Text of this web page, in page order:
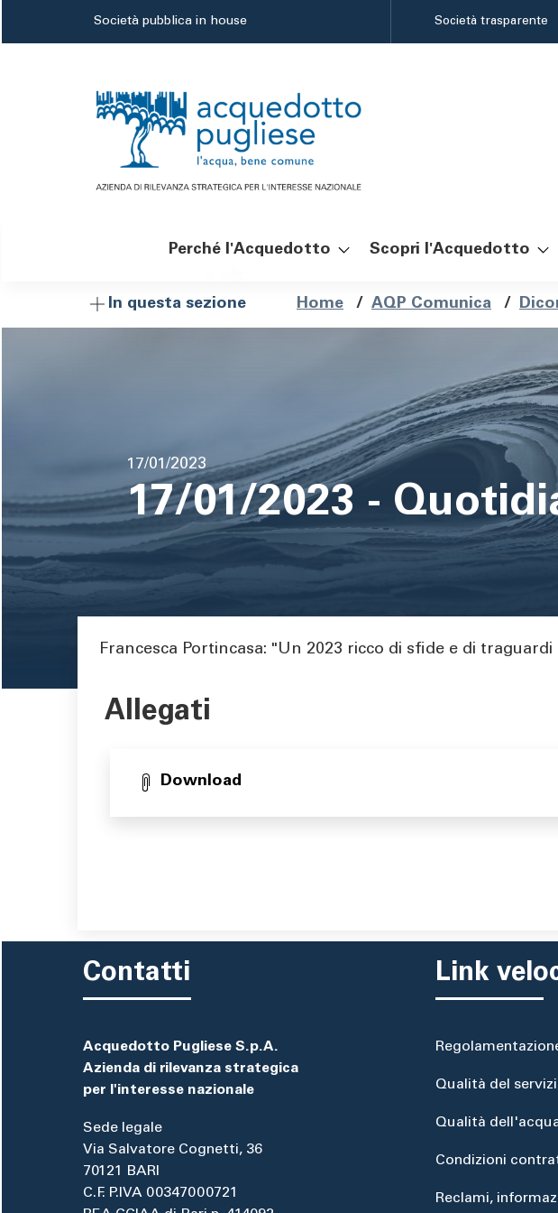
Società pubblica in house
Header
Società trasparente
Navigazione
Perché l'Acquedotto Scopri l'Acquedotto
In questa sezione
Briciole
pane
Home / AQP Comunica /
Data
di
pubblicazione
17/01/2023
17/01/2023 -
Area di testo
Francesca Portincasa: "Un 2023 ricco di sfide e di
Allegati
Download
Contatti
Acquedotto Pugliese S.p.A.
Azienda di rilevanza strategica
per l'interesse nazionale
Sede legale
Via Salvatore Cognetti, 36
70121 BARI
C.F. P.IVA 00347000721
Link
Qualità del
Qualità
Condizioni
Reclami,